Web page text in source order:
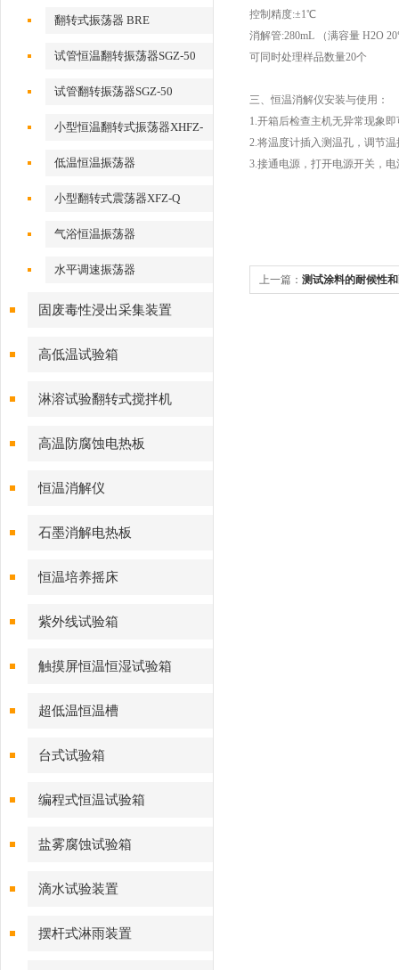
翻转式振荡器 BRE
试管恒温翻转振荡器SGZ-50
试管翻转振荡器SGZ-50
小型恒温翻转式振荡器XHFZ-
低温恒温振荡器
小型翻转式震荡器XFZ-Q
气浴恒温振荡器
水平调速振荡器
固废毒性浸出采集装置
高低温试验箱
淋溶试验翻转式搅拌机
高温防腐蚀电热板
恒温消解仪
石墨消解电热板
恒温培养摇床
紫外线试验箱
触摸屏恒温恒湿试验箱
超低温恒温槽
台式试验箱
编程式恒温试验箱
盐雾腐蚀试验箱
滴水试验装置
摆杆式淋雨装置
控制精度:±1℃
消解管:280mL （满容量 H2O
可同时处理样品数量20个
三、恒温消解仪安装与使用：
1.开箱后检查主机无异常现象
2.将温度计插入测温孔，调节
3.接通电源，打开电源开关，
上一篇： 测试涂料的耐候性